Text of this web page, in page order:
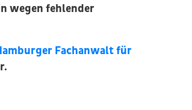
wegen fehlender
Fachanwalt für